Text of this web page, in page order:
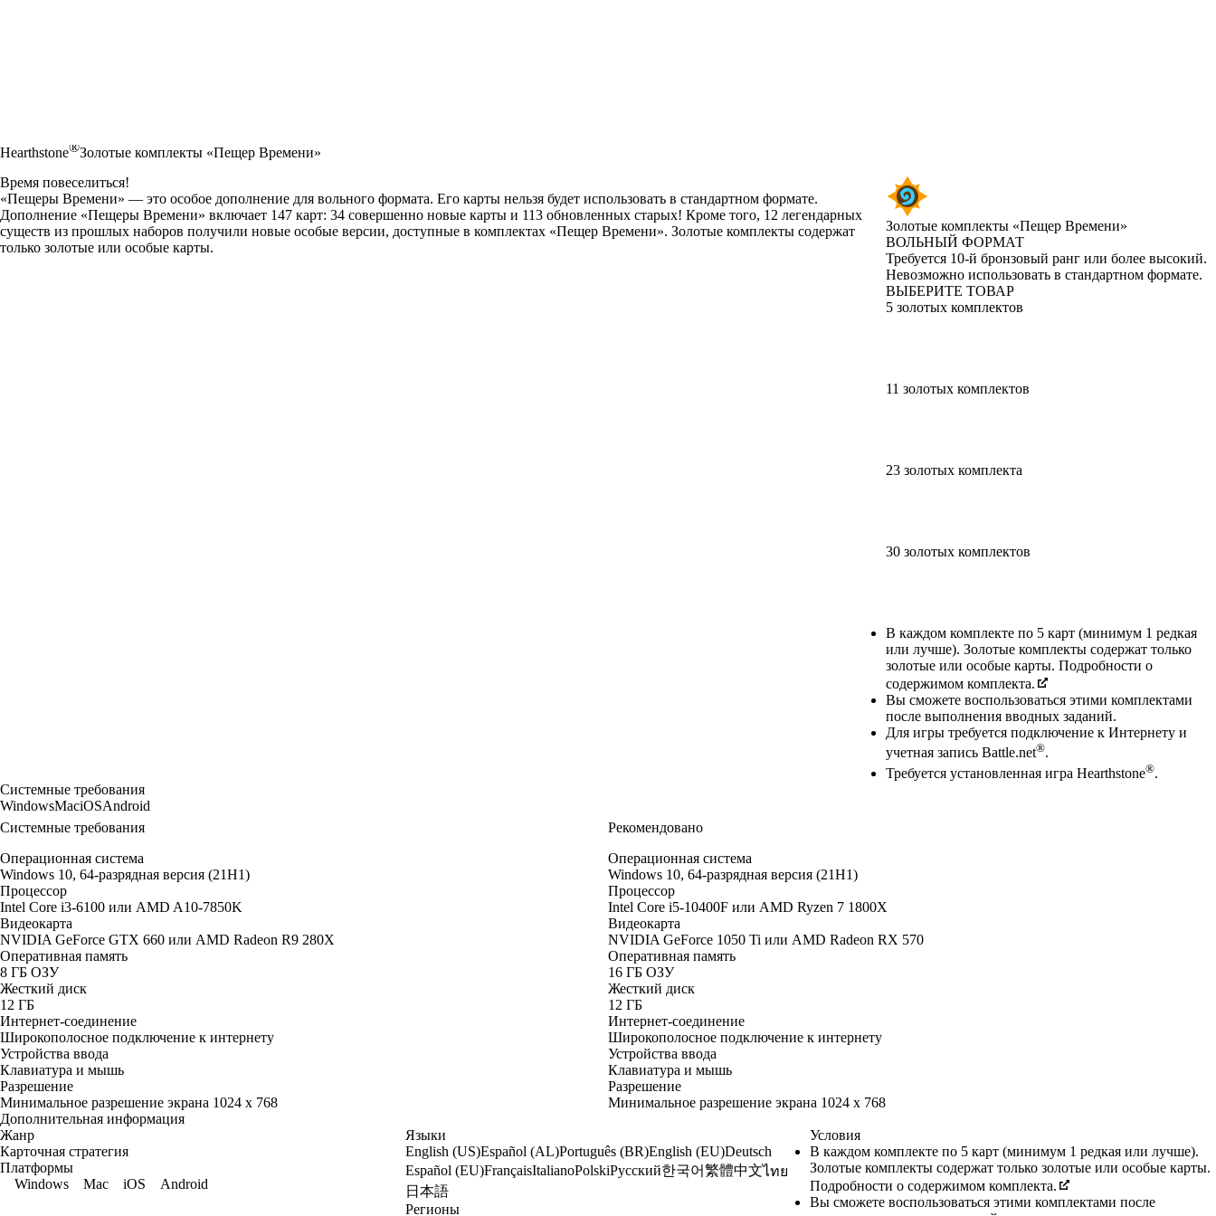
Hearthstone®Золотые комплекты «Пещер Времени»
Золотые комплекты «Пещер Времени»
ВОЛЬНЫЙ ФОРМАТ
Product Notification
Требуется 10-й бронзовый ранг или более высокий.
Невозможно использовать в стандартном формате.
ВЫБЕРИТЕ ТОВАР
5 золотых комплектов
11 золотых комплектов
23 золотых комплекта
30 золотых комплектов
Available actions
В каждом комплекте по 5 карт (минимум 1 редкая
или лучше). Золотые комплекты содержат только
золотые или особые карты. Подробности о
содержимом комплекта.
Вы сможете воспользоваться этими комплектами
после выполнения вводных заданий.
Для игры требуется подключение к Интернету и
учетная запись Battle.net®.
Требуется установленная игра Hearthstone®.
Время повеселиться!
«Пещеры Времени» — это особое дополнение для вольного формата. Его карты нельзя будет использовать в стандартном формате.
Дополнение «Пещеры Времени» включает 147 карт: 34 совершенно новые карты и 113 обновленных старых! Кроме того, 12 легендарных
существ из прошлых наборов получили новые особые версии, доступные в комплектах «Пещер Времени». Золотые комплекты содержат
только золотые или особые карты.
Системные требования
WindowsMaciOSAndroid
Системные требования
Операционная система
Windows 10, 64-разрядная версия (21H1)
Процессор
Intel Core i3-6100 или AMD A10-7850K
Видеокарта
NVIDIA GeForce GTX 660 или AMD Radeon R9 280X
Оперативная память
8 ГБ ОЗУ
Жесткий диск
12 ГБ
Интернет-соединение
Широкополосное подключение к интернету
Устройства ввода
Клавиатура и мышь
Разрешение
Минимальное разрешение экрана 1024 x 768
Рекомендовано
Операционная система
Windows 10, 64-разрядная версия (21H1)
Процессор
Intel Core i5-10400F или AMD Ryzen 7 1800X
Видеокарта
NVIDIA GeForce 1050 Ti или AMD Radeon RX 570
Оперативная память
16 ГБ ОЗУ
Жесткий диск
12 ГБ
Интернет-соединение
Широкополосное подключение к интернету
Устройства ввода
Клавиатура и мышь
Разрешение
Минимальное разрешение экрана 1024 x 768
Дополнительная информация
Жанр
Карточная стратегия
Платформы
Windows
Mac iOS Android
Языки
English (US)Español (AL)Português (BR)English (EU)Deutsch
Español (EU)FrançaisItalianoPolskiРусский한국어繁體中文ไทย
日本語
Регионы
Условия
В каждом комплекте по 5 карт (минимум 1 редкая или лучше).
Золотые комплекты содержат только золотые или особые карты.
Подробности о содержимом комплекта.
Вы сможете воспользоваться этими комплектами после